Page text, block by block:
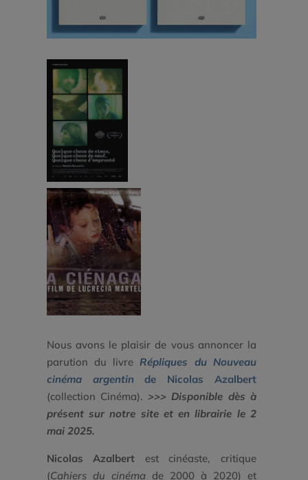
Nous avons le plaisir de vous annoncer la
parution du livreRépliques du Nouveau
cinéma argentin de Nicolas Azalbert
(collection Cinéma).>>> Disponible dès à
présent sur notre site et en librairie le 2
mai 2025.
Nicolas Azalbert est cinéaste, critique
(Cahiers du cinémade 2000 à 2020) et